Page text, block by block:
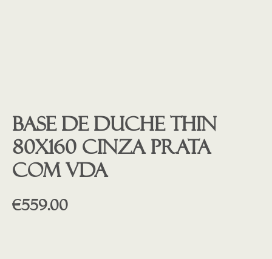
Base de duche THIN
80X160 CINZA PRATA
COM VDA
€559.00